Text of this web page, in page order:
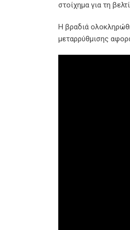
στοίχημα για τη
Η βραδιά
μεταρρύθμισης